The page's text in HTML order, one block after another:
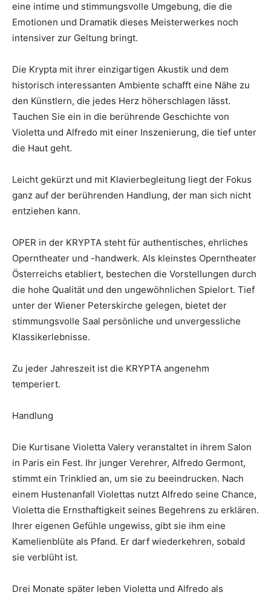
eine intime und stimmungsvolle Umgebung, die die
Emotionen und Dramatik dieses Meisterwerkes noch
intensiver zur Geltung bringt.
Die Krypta mit ihrer einzigartigen Akustik und dem
historisch interessanten Ambiente schafft eine Nähe zu
den Künstlern, die jedes Herz höherschlagen lässt.
Tauchen Sie ein in die berührende Geschichte von
Violetta und Alfredo mit einer Inszenierung, die tief unter
die Haut geht.
Leicht gekürzt und mit Klavierbegleitung liegt der Fokus
ganz auf der berührenden Handlung, der man sich nicht
entziehen kann.
OPER in der KRYPTA steht für authentisches, ehrliches
Operntheater und -handwerk. Als kleinstes Operntheater
Österreichs etabliert, bestechen die Vorstellungen durch
die hohe Qualität und den ungewöhnlichen Spielort. Tief
unter der Wiener Peterskirche gelegen, bietet der
stimmungsvolle Saal persönliche und unvergessliche
Klassikerlebnisse.
Zu jeder Jahreszeit ist die KRYPTA angenehm
temperiert.
Handlung
Die Kurtisane Violetta Valery veranstaltet in ihrem Salon
in Paris ein Fest. Ihr junger Verehrer, Alfredo Germont,
stimmt ein Trinklied an, um sie zu beeindrucken. Nach
einem Hustenanfall Violettas nutzt Alfredo seine Chance,
Violetta die Ernsthaftigkeit seines Begehrens zu erklären.
Ihrer eigenen Gefühle ungewiss, gibt sie ihm eine
Kamelienblüte als Pfand. Er darf wiederkehren, sobald
sie verblüht ist.
Drei Monate später leben Violetta und Alfredo als